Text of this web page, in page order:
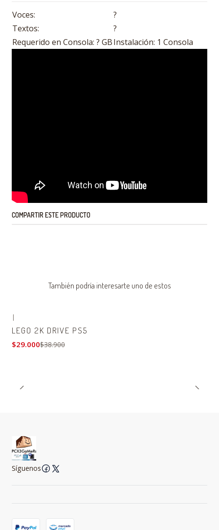
Voces:
?
Textos:
?
Requerido en Consola: ? GBInstalación: 1 Consola
COMPARTIR ESTE PRODUCTO
También podría interesarte uno de estos
|
LEGO 2K DRIVE PS5
$29.000$38.900
Síguenos